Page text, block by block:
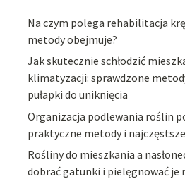
Na czym polega rehabilitacja
metody obejmuje?
Jak skutecznie schłodzić
klimatyzacji: sprawdzone
pułapki do uniknięcia
Organizacja podlewania roślin
praktyczne metody i
Rośliny do mieszkania a
dobrać gatunki i pielęgnować je